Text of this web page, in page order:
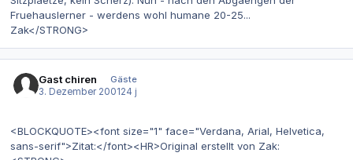
Fruehauslerner - werdens wohl humane 20-25...
Zak</STRONG>
Gast chiren
Gäste
3. Dezember 2001 24 j
<BLOCKQUOTE><font size="1" face="Verdana, Arial, Helvetica,
sans-serif">Zitat:</font><HR>Original erstellt von Zak: